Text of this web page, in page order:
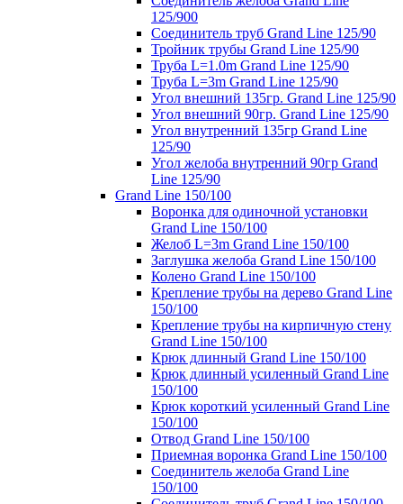
125/900
Соединитель труб Grand Line 125/90
Тройник трубы Grand Line 125/90
Труба L=1.0m Grand Line 125/90
Труба L=3m Grand Line 125/90
Угол внешний 135гр. Grand Line 125/90
Угол внешний 90гр. Grand Line 125/90
Угол внутренний 135гр Grand Line
125/90
Угол желоба внутренний 90гр Grand
Line 125/90
Grand Line 150/100
Воронка для одиночной установки
Grand Line 150/100
Желоб L=3m Grand Line 150/100
Заглушка желоба Grand Line 150/100
Колено Grand Line 150/100
Крепление трубы на дерево Grand Line
150/100
Крепление трубы на кирпичную стену
Grand Line 150/100
Крюк длинный Grand Line 150/100
Крюк длинный усиленный Grand Line
150/100
Крюк короткий усиленный Grand Line
150/100
Отвод Grand Line 150/100
Приемная воронка Grand Line 150/100
Соединитель желоба Grand Line
150/100